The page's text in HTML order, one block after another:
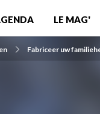
LE MAG'
Fabriceer uw